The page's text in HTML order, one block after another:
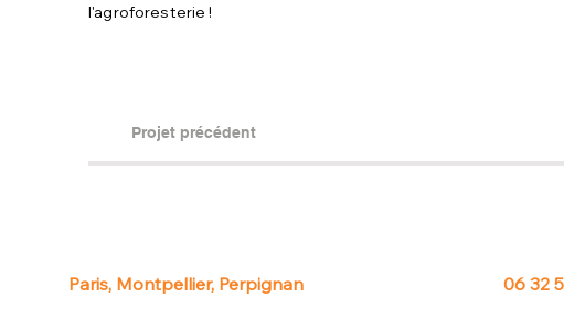
l'agroforesterie !
Projet précédent
Paris, Montpellier, Perpignan 06 32